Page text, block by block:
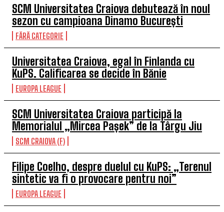
SCM Universitatea Craiova debutează în noul
sezon cu campioana Dinamo București
FĂRĂ CATEGORIE
Universitatea Craiova, egal în Finlanda cu
KuPS. Calificarea se decide în Bănie
EUROPA LEAGUE
SCM Universitatea Craiova participă la
Memorialul „Mircea Pașek” de la Târgu Jiu
SCM CRAIOVA (F)
Filipe Coelho, despre duelul cu KuPS: „Terenul
sintetic va fi o provocare pentru noi”
EUROPA LEAGUE